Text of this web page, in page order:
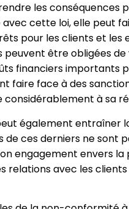
les conséquences
cette loi, elle peut
pour les clients et
peuvent être obligées
financiers importants
faire face à des
considérablement à sa
également entraîner
de ces derniers ne sont
engagement envers
relations avec les